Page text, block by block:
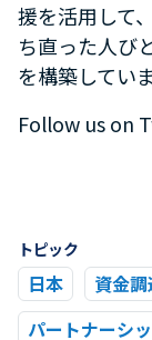
援を活用して
ち直った人び
を構築していま
Follow us on
トピック
日本 資金
パートナーシ